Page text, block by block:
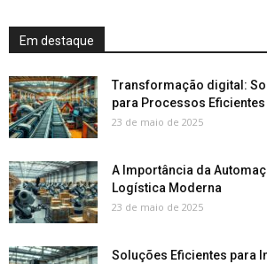
Em destaque
Transformação digital:
para Processos Eficientes
23 de maio de 2025
A Importância da
Logística Moderna
23 de maio de 2025
Soluções Eficientes para